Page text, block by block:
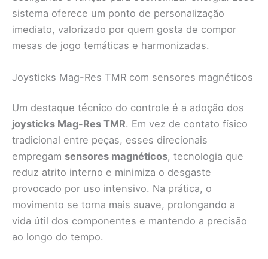
sistema oferece um ponto de personalização
imediato, valorizado por quem gosta de compor
mesas de jogo temáticas e harmonizadas.
Joysticks Mag-Res TMR com sensores magnéticos
Um destaque técnico do controle é a adoção dos
joysticks Mag-Res TMR. Em vez de contato físico
tradicional entre peças, esses direcionais
empregam sensores magnéticos, tecnologia que
reduz atrito interno e minimiza o desgaste
provocado por uso intensivo. Na prática, o
movimento se torna mais suave, prolongando a
vida útil dos componentes e mantendo a precisão
ao longo do tempo.